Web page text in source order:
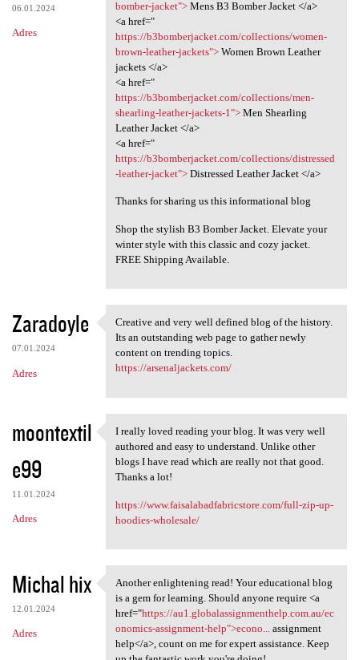
06.01.2024
Adres
bomber-jacket">Mens B3 Bomber Jacket </a>
<a href="
https://b3bomberjacket.com/collections/women-
brown-leather-jackets">Women Brown Leather
jackets </a>
<a href="
https://b3bomberjacket.com/collections/men-
shearling-leather-jackets-1">Men Shearling
Leather Jacket </a>
<a href="
https://b3bomberjacket.com/collections/distressed
-leather-jacket">Distressed Leather Jacket </a>
Thanks for sharing us this informational blog
Shop the stylish B3 Bomber Jacket. Elevate your
winter style with this classic and cozy jacket.
FREE Shipping Available.
Zaradoyle
07.01.2024
Adres
Creative and very well
Creative and very well defined blog of the history.
Its an outstanding web page to gather newly
content on trending topics.
https://arsenaljackets.com/
moontextil
e99
11.01.2024
Adres
I really loved reading your
I really loved reading your blog. It was very well
authored and easy to understand. Unlike other
blogs I have read which are really not that good.
Thanks a lot!
https://www.faisalabadfabricstore.com/full-zip-up-
hoodies-wholesale/
Michal hix
12.01.2024
Adres
Another enlightening read!
Another enlightening read! Your educational blog
is a gem for learning. Should anyone require <a
href="https://au1.globalassignmenthelp.com.au/ec
onomics-assignment-help">econo...assignment
help</a>, count on me for expert assistance. Keep